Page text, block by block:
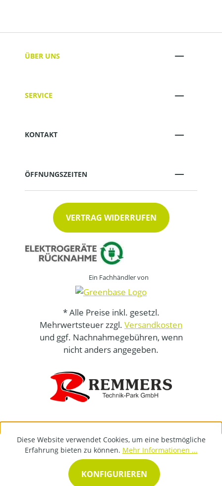
ÜBER UNS
SERVICE
KONTAKT
ÖFFNUNGSZEITEN
VERTRAG WIDERRUFEN
Ein Fachhändler von
* Alle Preise inkl. gesetzl.
Mehrwertsteuer zzgl. Versandkosten
und ggf. Nachnahmegebühren, wenn
nicht anders angegeben.
Diese Website verwendet Cookies, um eine bestmögliche
Erfahrung bieten zu können. Mehr Informationen ...
KONFIGURIEREN